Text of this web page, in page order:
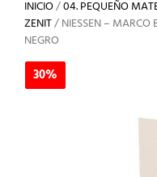
INICIO/04. PEQUEÑO
ZENIT/ NIESSEN – MARCO
NEGRO
30%
30%